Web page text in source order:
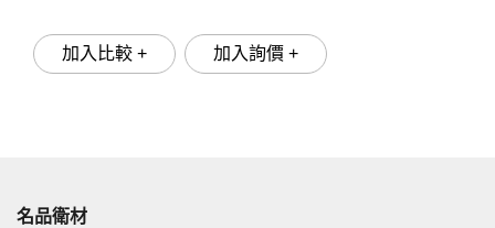
加入比較 + 加入詢價 +
名品衛材